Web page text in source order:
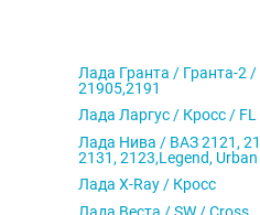
Лада Гранта / Гранта-2
21905,2191
Лада Ларгус / Кросс / FL
Лада Нива / ВАЗ 2121,
2131, 2123,Legend, Urban
Лада X-Ray / Кросс